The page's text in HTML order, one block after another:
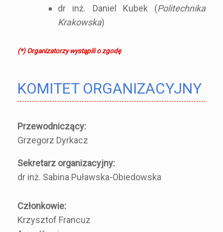
dr inż. Daniel Kubek (Politechnika
Krakowska)
(*) Organizatorzy wystąpili o zgodę
KOMITET ORGANIZACYJNY
Przewodniczący:
Grzegorz Dyrkacz
Sekretarz organizacyjny:
dr inż. Sabina Puławska-Obiedowska
Członkowie:
Krzysztof Francuz